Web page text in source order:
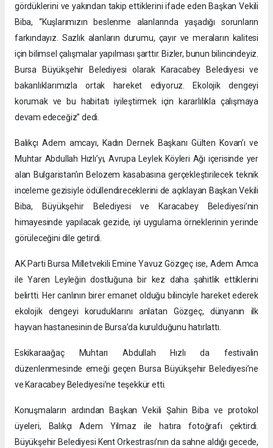
gördüklerini ve yakından takip ettiklerini ifade eden Başkan Vekili
Biba, “Kuşlarımızın beslenme alanlarında yaşadığı sorunların
farkındayız. Sazlık alanların durumu, çayır ve meraların kalitesi
için bilimsel çalışmalar yapılması şarttır. Bizler, bunun bilincindeyiz.
Bursa Büyükşehir Belediyesi olarak Karacabey Belediyesi ve
bakanlıklarımızla ortak hareket ediyoruz. Ekolojik dengeyi
korumak ve bu habitatı iyileştirmek için kararlılıkla çalışmaya
devam edeceğiz” dedi.
Balıkçı Adem amcayı, Kadın Dernek Başkanı Gülten Kovan’ı ve
Muhtar Abdullah Hızlı’yı, Avrupa Leylek Köyleri Ağı içerisinde yer
alan Bulgaristan’ın Belozem kasabasına gerçekleştirilecek teknik
inceleme gezisiyle ödüllendireceklerini de açıklayan Başkan Vekili
Biba, Büyükşehir Belediyesi ve Karacabey Belediyesi’nin
himayesinde yapılacak gezide, iyi uygulama örneklerinin yerinde
görüleceğini dile getirdi.
AK Parti Bursa Milletvekili Emine Yavuz Gözgeç ise, Adem Amca
ile Yaren Leyleğin dostluğuna bir kez daha şahitlik ettiklerini
belirtti. Her canlının birer emanet olduğu bilinciyle hareket ederek
ekolojik dengeyi koruduklarını anlatan Gözgeç, dünyanın ilk
hayvan hastanesinin de Bursa’da kurulduğunu hatırlattı.
Eskikaraağaç Muhtarı Abdullah Hızlı da festivalin
düzenlenmesinde emeği geçen Bursa Büyükşehir Belediyesi’ne
ve Karacabey Belediyesi’ne teşekkür etti.
Konuşmaların ardından Başkan Vekili Şahin Biba ve protokol
üyeleri, Balıkçı Adem Yılmaz ile hatıra fotoğrafı çektirdi.
Büyükşehir Belediyesi Kent Orkestrası’nın da sahne aldığı gecede,